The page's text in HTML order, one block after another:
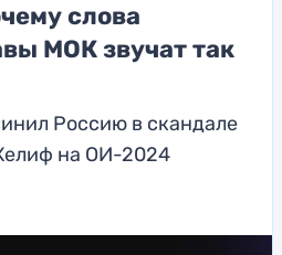
слова
МОК звучат так
Россию в скандале
на ОИ-2024